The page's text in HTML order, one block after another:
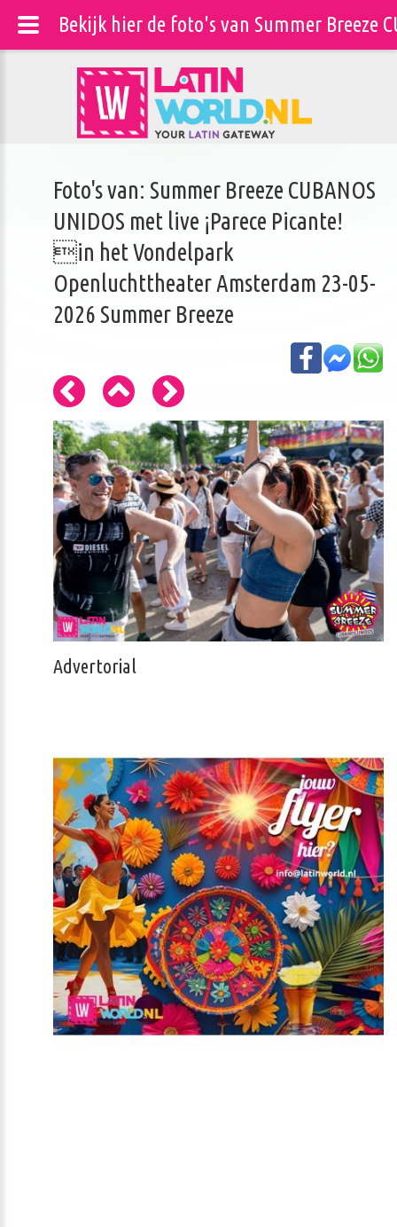
Foto's van: Summer Breeze CUBANOS
UNIDOS met live ¡Parece Picante!
in het Vondelpark
Openluchttheater Amsterdam 23-05-
2026 Summer Breeze
Advertorial
Bekijk hier de foto's van Summer Breeze